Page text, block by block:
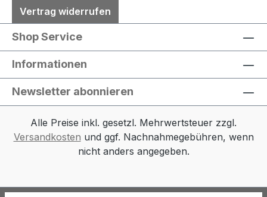
Vertrag widerrufen
Shop Service
Informationen
Newsletter abonnieren
Alle Preise inkl. gesetzl. Mehrwertsteuer zzgl.
Versandkosten und ggf. Nachnahmegebühren, wenn
nicht anders angegeben.